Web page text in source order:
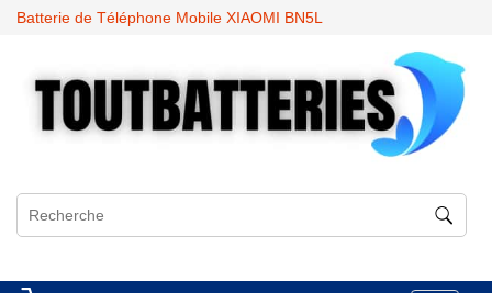
Batterie de Téléphone Mobile XIAOMI BN5L